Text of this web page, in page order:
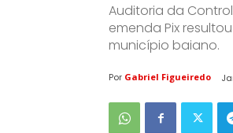
Auditoria da
emenda Pix
município baiano.
Por Gabriel Figueiredo